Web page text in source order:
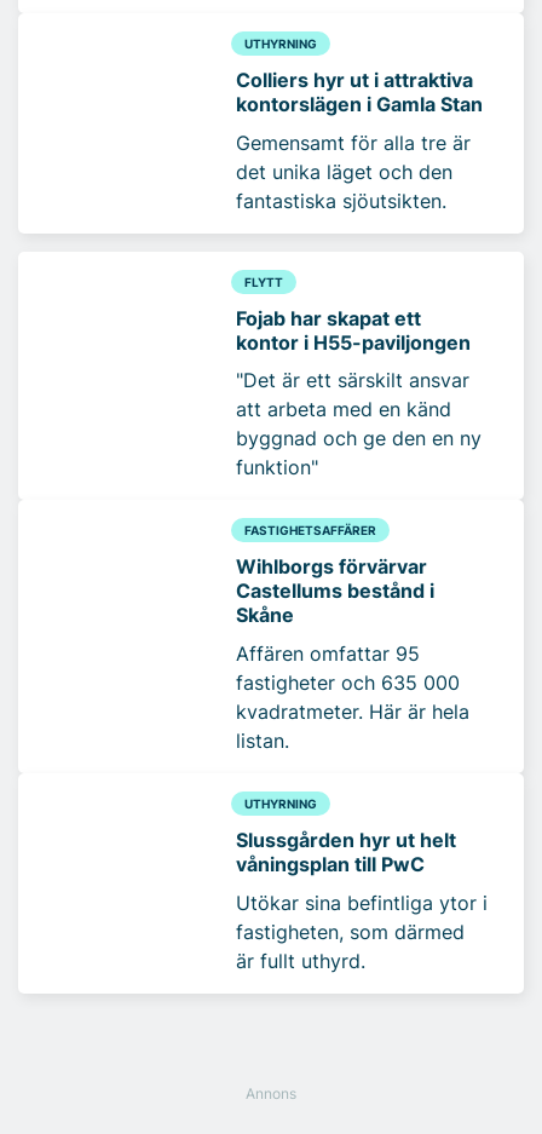
UTHYRNING
Colliers hyr ut i attraktiva
kontorslägen i Gamla Stan
Gemensamt för alla tre är
det unika läget och den
fantastiska sjöutsikten.
FLYTT
Fojab har skapat ett
kontor i H55-paviljongen
"Det är ett särskilt ansvar
att arbeta med en känd
byggnad och ge den en ny
funktion"
FASTIGHETSAFFÄRER
Wihlborgs förvärvar
Castellums bestånd i
Skåne
Affären omfattar 95
fastigheter och 635 000
kvadratmeter. Här är hela
listan.
UTHYRNING
Slussgården hyr ut helt
våningsplan till PwC
Utökar sina befintliga ytor i
fastigheten, som därmed
är fullt uthyrd.